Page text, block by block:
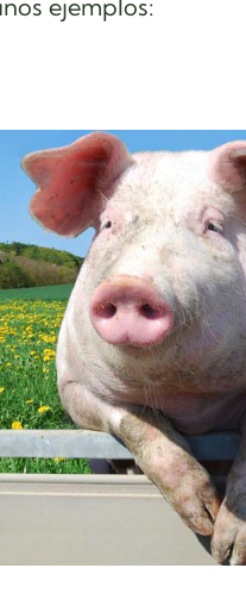
ejemplos: